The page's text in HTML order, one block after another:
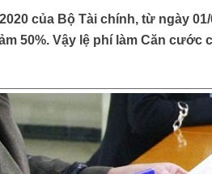
của Bộ Tài chính, từ ngày
50%. Vậy lệ phí làm Căn cước